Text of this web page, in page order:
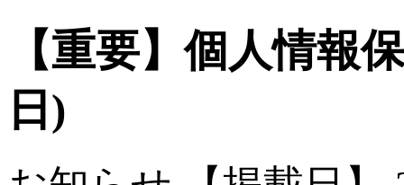
【重要】個人情報
日)